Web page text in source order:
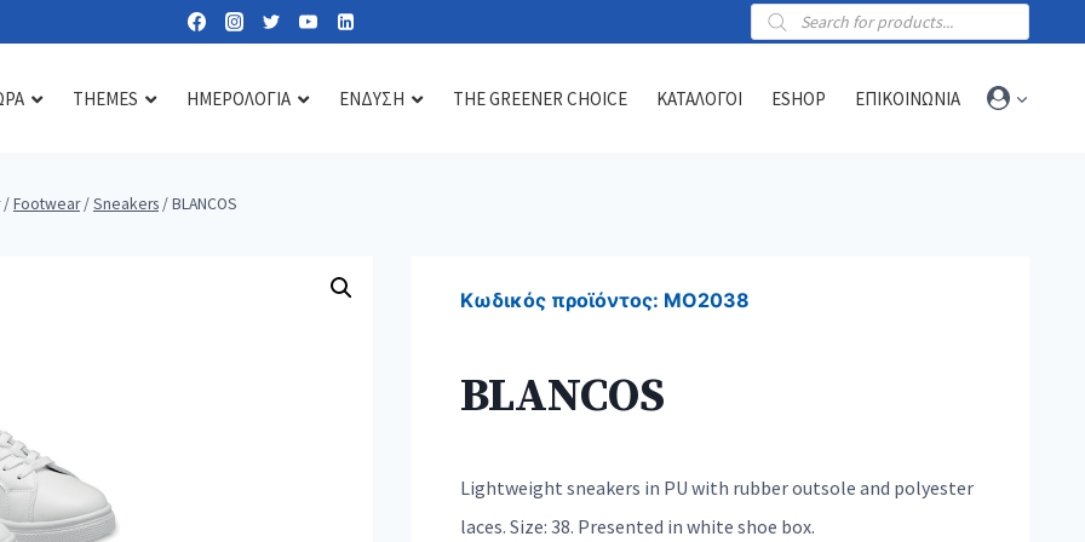
Products
search
THEMES ΗΜΕΡΟΛΟΓΙΑ ΕΝΔΥΣΗ THE GREENER CHOICE ΚΑΤΑΛΟΓΟΙ ESHOP ΕΠΙΚΟΙΝΩΝΙΑ
/Footwear /Sneakers /BLANCOS
Κωδικός προϊόντος: MO2038
BLANCOS
Lightweight sneakers in PU with rubber outsole and polyester
laces. Size: 38. Presented in white shoe box.